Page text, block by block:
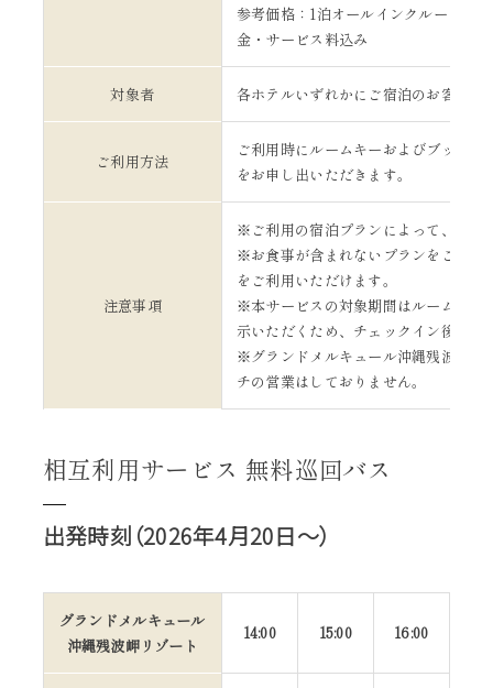
参考価格：1泊オールインクルーシブ
金・サービス料込み
対象者 各ホテルいずれかにご宿泊のお客様す
ご利用方法
ご利用時にルームキーおよびブック
をお申し出いただきます。
注意事項
※ご利用の宿泊プランによって、一部
※お食事が含まれないプランをご利用
をご利用いただけます。
※本サービスの対象期間はルームキー
示いただくため、チェックイン後か
※グランドメルキュール沖縄残波岬リ
チの営業はしておりません。
相互利用サービス 無料巡回バス
出発時刻（2026年4月20日～）
グランドメルキュール
沖縄残波岬リゾート
14:00 15:00 16:00